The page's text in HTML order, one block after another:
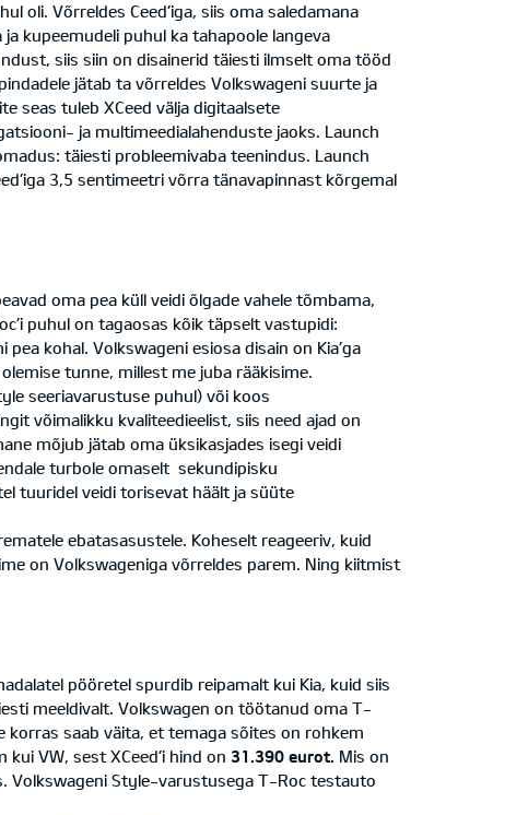
oli. Võrreldes Ceed’iga, siis oma saledamana
kupeemudeli puhul ka tahapoole langeva
siis siin on disainerid täiesti ilmselt oma tööd
jätab ta võrreldes Volkswageni suurte ja
seas tuleb XCeed välja digitaalsete
ja multimeedialahenduste jaoks. Launch
täiesti probleemivaba teenindus. Launch
3,5 sentimeetri võrra tänavapinnast kõrgemal
oma pea küll veidi õlgade vahele tõmbama,
puhul on tagaosas kõik täpselt vastupidi:
kohal. Volkswageni esiosa disain on Kia’ga
tunne, millest me juba rääkisime.
seeriavarustuse puhul) või koos
võimalikku kvaliteedieelist, siis need ajad on
mõjub jätab oma üksikasjades isegi veidi
turbole omaselt sekundipisku
tuuridel veidi torisevat häält ja süüte
ebatasasustele. Koheselt reageeriv, kuid
on Volkswageniga võrreldes parem. Ning kiitmist
pööretel spurdib reipamalt kui Kia, kuid siis
meeldivalt. Volkswagen on töötanud oma T-
korras saab väita, et temaga sõites on rohkem
kui VW, sest XCeed’i hind on 31.390 eurot. Mis on
Volkswageni Style-varustusega T-Roc testauto